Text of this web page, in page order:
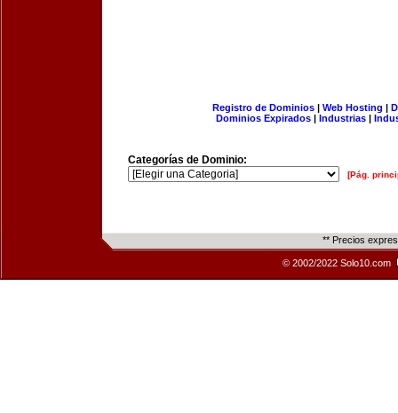
Registro de Dominios| Web Hosting |
Dominios Expirados | Industrias |
Categorías de Dominio:
[Pág.
** Precios
© 2002/2022 Solo10.com